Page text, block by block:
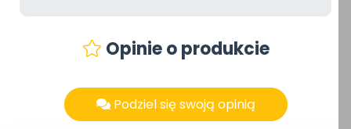
Opinie o produkcie
Podziel się swoją opinią